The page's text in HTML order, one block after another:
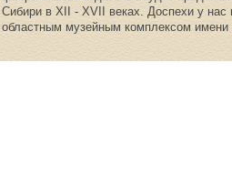
Сибири в XII - XVII веках. Доспехи у
областным музейным комплексом